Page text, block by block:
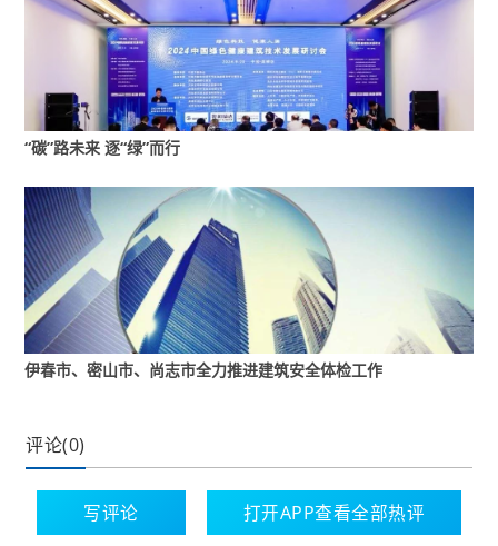
了华为行政数字化转型的驱动力。”王结红进一步
解释道，实际上就是把管理对象数字化、把流程
数字化、运营数字化。
这些数字化后，华为行政服务人员从原来的3300
人提供服务。
此外，据王结红介绍，通过公司内部的IT和CT技
术，即用通信和互联网技术打造了沃土数字平
台，基于云、大数据、人工智能、物联网、移动
技术，封装了十多个组件，这十个组件可以作为
数字世界底座来连接各个子系统，给用户提供场
“沃土数字平台实际上是连接了万物，赋予建筑生
命。”王结红表示，沃土数字平台可以实现园区与
社会资源之间的融合。
“碳”路未来 逐“绿”而行
伊春市、密山市、尚志市全力推进建筑安全体检工作
评论(0)
写评论 打开APP查看全部热评